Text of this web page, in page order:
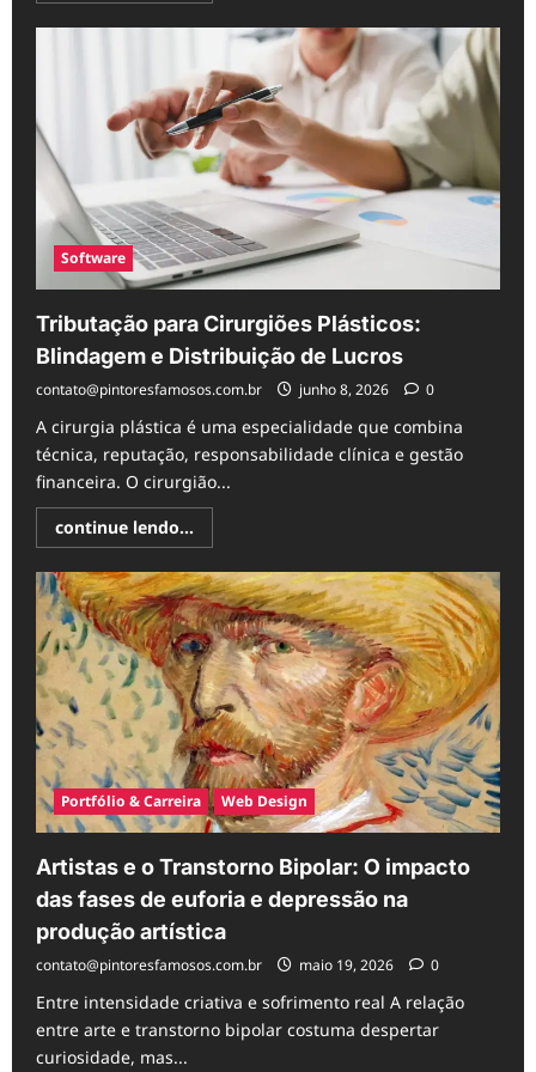
Quiz
TDAH
no
TikTok:
informação
útil
ou
risco
confusão?
Software
Tributação para Cirurgiões Plásticos:
Blindagem e Distribuição de Lucros
contato@pintoresfamosos.com.br junho 8, 2026 0
A cirurgia plástica é uma especialidade que combina
técnica, reputação, responsabilidade clínica e gestão
financeira. O cirurgião...
continue lendo...
more
Tributação
para
Cirurgiões
Plásticos:
Blindagem
e
Distribuição
de
Lucros
Portfólio & Carreira Web Design
Artistas e o Transtorno Bipolar: O impacto
das fases de euforia e depressão na
produção artística
contato@pintoresfamosos.com.br maio 19, 2026 0
Entre intensidade criativa e sofrimento real A relação
entre arte e transtorno bipolar costuma despertar
curiosidade, mas...